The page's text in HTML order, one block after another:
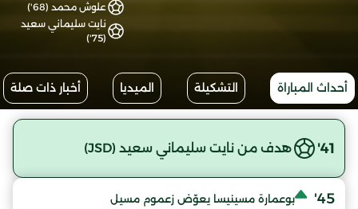
علوش محمد (68')
نايت سليماني سعيد
(75')
أحداث المباراة التشكيلة الميديا أخبار ذات صلة
41' هدف من نايت سليماني سعيد (JSD)
45' بوعمارة مسينيسا يعوّض زعموم مسيل